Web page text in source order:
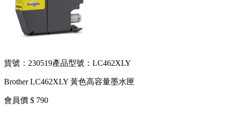
貨號：230519產品型號：LC462XLY
Brother LC462XLY 黃色高容量墨水匣
會員價 $ 790